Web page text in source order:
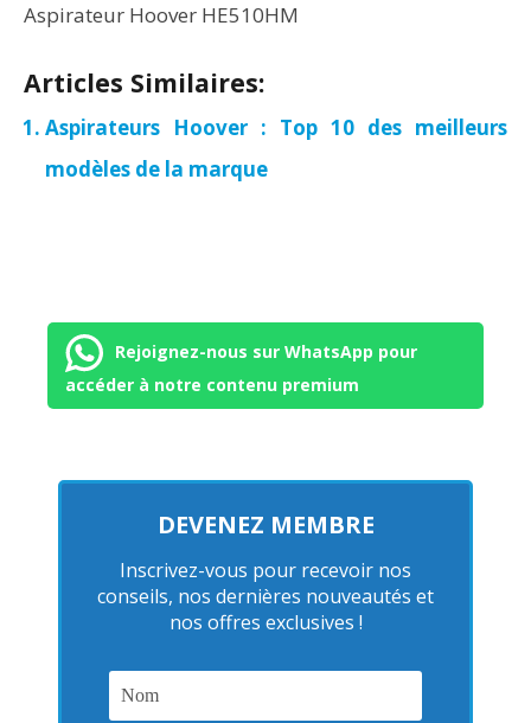
Aspirateur Hoover HE510HM
Articles Similaires:
Aspirateurs Hoover : Top 10 des meilleurs
modèles de la marque
Rejoignez-nous sur WhatsApp pour
accéder à notre contenu premium
DEVENEZ MEMBRE
Inscrivez-vous pour recevoir nos
conseils, nos dernières nouveautés et
nos offres exclusives !